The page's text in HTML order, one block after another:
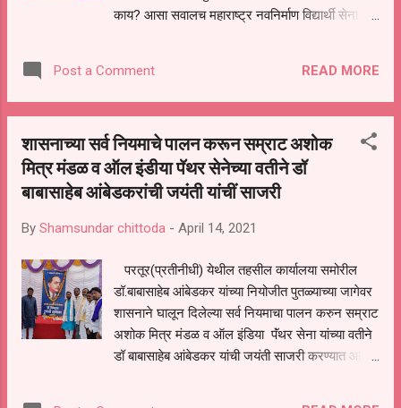
काय? आसा सवालच महाराष्ट्र नवनिर्माण विद्यार्थी सेना
सरकटे, भुवन आदी पात्रातुन मनोसोक्त अवैध वाळू वाहतूक
व लीलावधारक संचारबंदीमध्ये वाळू वाहतूक करत आहेत. या
डिस्टींगचा फज्जा ऊडुवुन कोरोना या आजाराला आमंत्रण
देत असल्याचा आरोप मनसेचे सिद्धेश्वर काकडे यांनी केला
आहे. जालना जिल्हा अप्पर जिल्हाधिकारी यांच्या सोबत
कार्यवाही केली जाईल. तसेच मंठा तालुक्यामध्ये वाळू वाहतूक
या हायवा व टिप्पर मोठ्या प्रमाणावर रोडवर धावतात. या
हायवा आणि टिप्परमुळे ईतर वाहुतकीस त्रास होतो आहे.
याकडे आरटीओ आणि तसेच महसु...
Post a Comment READ MORE
शासनाच्या सर्व नियमाचे पालन करून सम्राट अशोक
मित्र मंडळ व ऑल इंडीया पॅथर सेनेच्या वतीने डॉ
बाबासाहेब आंबेडकरांची जयंती यांचीं साजरी
By Shamsundar chittoda - April 14, 2021
परतूर(प्रतीनीधी) येथील तहसील कार्यालया समोरील
डॉ.बाबासाहेब आंबेडकर यांच्या नियोजीत पुतळ्याच्या जागेवर
शासनाने घालून दिलेल्या सर्व नियमाचा पालन करुन सम्राट
अशोक मित्र मंडळ व ऑल इंडिया पॅंथर सेना यांच्या वतीने
डॉ बाबासाहेब आंबेडकर यांची जयंती साजरी करण्यात आली